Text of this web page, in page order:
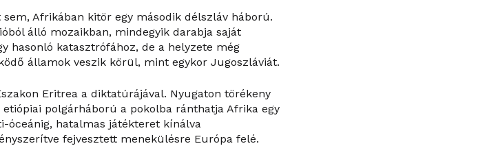
Afrikában kitör egy második délszláv háború.
álló mozaikban, mindegyik darabja saját
hasonló katasztrófához, de a helyzete még
államok veszik körül, mint egykor Jugoszláviát.
Eritrea a diktatúrájával. Nyugaton törékeny
polgárháború a pokolba ránthatja Afrika egy
óceánig, hatalmas játékteret kínálva
fejvesztett menekülésre Európa felé.